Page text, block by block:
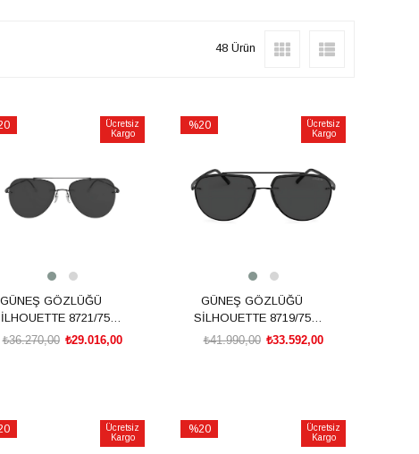
48 Ürün
Ücretsiz
Kargo
GÜNEŞ GÖZLÜĞÜ
8721/75
9140 00/00₺29.016,00
₺36.270,00
%20
Ücretsiz
Kargo
GÜNEŞ GÖZLÜĞÜ
SİLHOUETTE 8719/75
9040 00/00₺33.592,00
₺41.990,00
Ücretsiz
Kargo
%20
Ücretsiz
Kargo